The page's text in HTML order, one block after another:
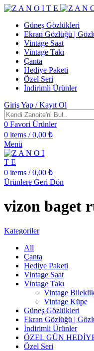
Güneş Gözlükleri
Ekran Gözlüğü |
Vintage Saat
Vintage Takı
Çanta
Hediye Paketi
Özel Seri
İndirimli Ürünler
Giriş Yap / Kayıt Ol
0 Favori Ürünler
0 items / 0,00 ₺
Menü
0 items / 0,00 ₺
Ürünlere Geri Dön
vizon baget
Kategoriler
All
Çanta
Hediye Paketi
Vintage Saat
Vintage Takı
Vintage
Vintage Küpe
Güneş Gözlükleri
Ekran Gözlüğü |
İndirimli Ürünler
ÖZEL GÜN
Özel Seri